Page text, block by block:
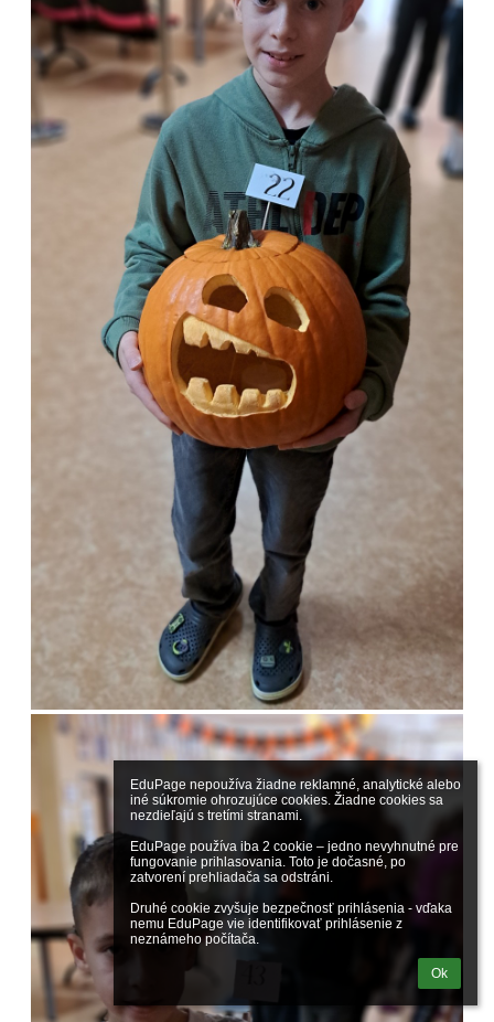
EduPage nepoužíva žiadne reklamné, analytické alebo
iné súkromie ohrozujúce cookies. Žiadne cookies sa
nezdieľajú s tretími stranami.
EduPage používa iba 2 cookie – jedno nevyhnutné pre
fungovanie prihlasovania. Toto je dočasné, po
zatvorení prehliadača sa odstráni.
Druhé cookie zvyšuje bezpečnosť prihlásenia - vďaka
nemu EduPage vie identifikovať prihlásenie z
neznámeho počítača.
Ok